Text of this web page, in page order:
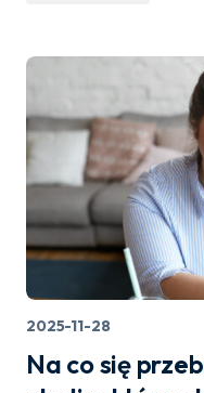
2025-11-28
Na co się